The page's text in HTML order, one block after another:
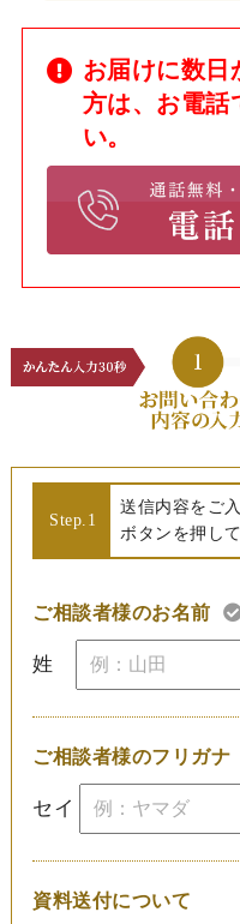
お届けに数日
方は、お電話
い。
Step.1
送信内容をご
ボタンを押し
ご相談者様のお名前
姓
ご相談者様のフリガナ
セイ
資料送付について